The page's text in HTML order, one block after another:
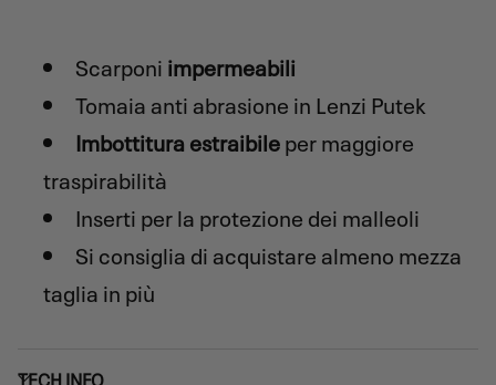
Scarponi impermeabili
Tomaia anti abrasione in Lenzi Putek
Imbottitura estraibileper maggiore
traspirabilità
Inserti per la protezione dei malleoli
Si consiglia di acquistare almeno mezza
taglia in più
TECH INFO